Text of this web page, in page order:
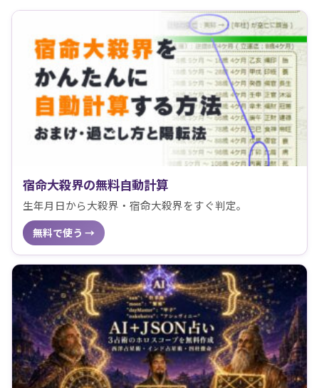
宿命大殺界の無料自動計算
生年月日から大殺界・宿命大殺界をすぐ判定。
無料で使う →